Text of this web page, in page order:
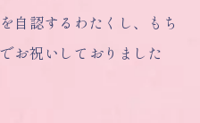
自認するわたくし、もち
お祝いしておりました